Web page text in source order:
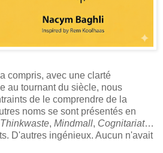
compris, avec une clarté
au tournant du siècle, nous
de le comprendre de la
noms se sont présentés en
Thinkwaste, Mindmall, Cognitariat…
D'autres ingénieux. Aucun n'avait